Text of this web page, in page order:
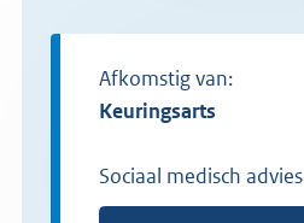
Afkomstig van:
keuringsarts
Sociaal medisch advies